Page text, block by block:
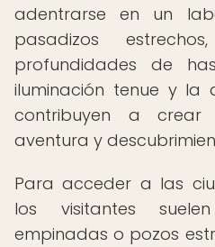
adentrarse en un
pasadizos
profundidades de
iluminación tenue y la
contribuyen a crear
aventura y
Para acceder a las
los visitantes
empinadas o pozos